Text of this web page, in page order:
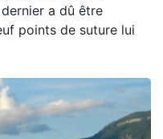
dernier a dû être
points de suture lui